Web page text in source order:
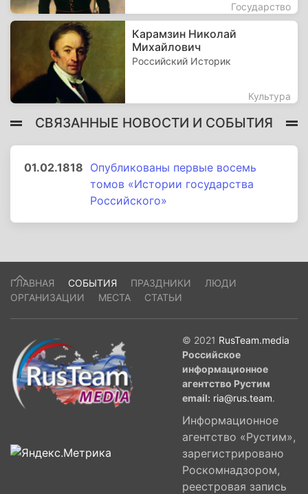
Государство
Карамзин Николай
Михайлович
Российский Историк
Культура
СВЯЗАННЫЕ НОВОСТИ И СОБЫТИЯ
01.02.1818 Опубликованы первые восемь
томов «Истории государства
Российского»
ГЛАВНАЯ СОБЫТИЯ ПРАЗДНИКИ
ЛЮДИ
ОРГАНИЗАЦИИ
МЕСТА СТАТЬИ
© 2021 RusTeam.media
Российское
информационное
агентство Рустим
email: ria@rus.team.
Информационное
агентство «Рустим»,
зарегистрировано
Роскомнадзором,
реестровая запись